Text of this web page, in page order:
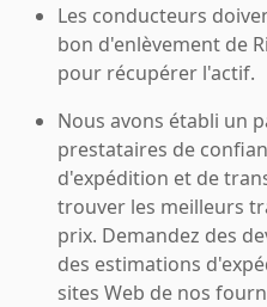
Les conducteurs
bon d'enlèvement de
pour récupérer l'actif.
Nous avons établi un
prestataires de
d'expédition et de
trouver les meilleurs
prix. Demandez des
des estimations
sites Web de nos